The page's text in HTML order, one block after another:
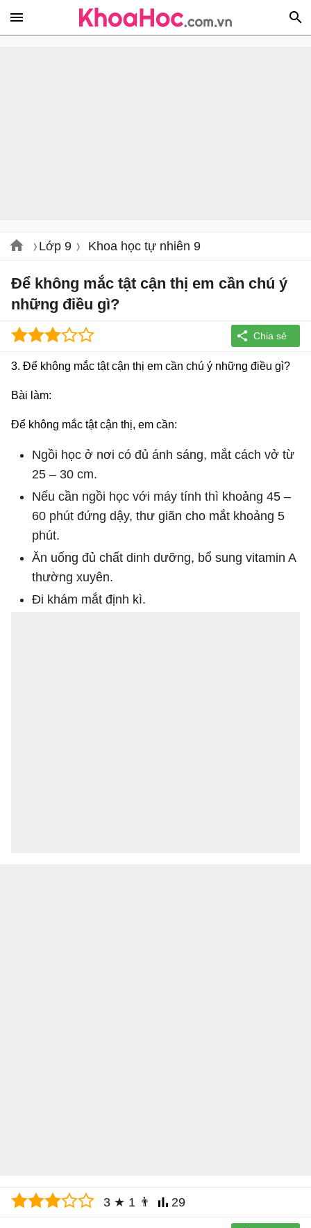
Lớp 9 Khoa học tự nhiên 9
Để không mắc tật cận thị em cần chú ý
những điều gì?
3. Để không mắc tật cận thị em cần chú ý những điều gì?
Bài làm:
Để không mắc tật cận thị, em cần:
Ngồi học ở nơi có đủ ánh sáng, mắt cách vở từ
25 – 30 cm.
Nếu cần ngồi học với máy tính thì khoảng 45 –
60 phút đứng dậy, thư giãn cho mắt khoảng 5
phút.
Ăn uống đủ chất dinh dưỡng, bổ sung vitamin A
thường xuyên.
Đi khám mắt định kì.
3 ★ 1 👨 29